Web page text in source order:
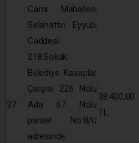
27
Cami Mahallesi
Selahattin Eyyubi
Caddesi
218.Sokak
Belediye Kasaplar
Çarşısı 226 Nolu
Ada 67 Nolu
parsel No:8/U
adresinde
38.400,00
TL